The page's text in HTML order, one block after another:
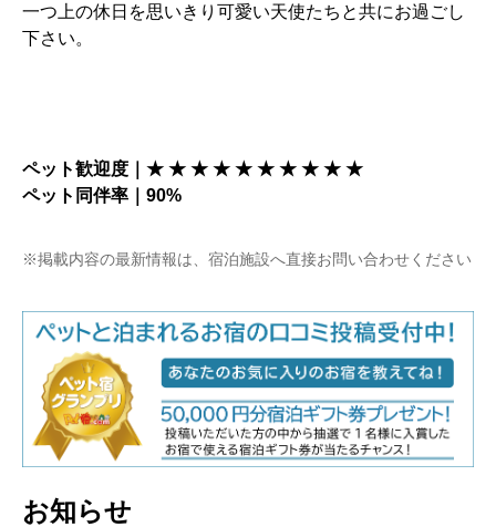
一つ上の休日を思いきり可愛い天使たちと共にお過ごし
下さい。
ペット歓迎度｜★ ★ ★ ★ ★ ★ ★ ★ ★ ★
ペット同伴率｜90%
※掲載内容の最新情報は、宿泊施設へ直接お問い合わせください
お知らせ